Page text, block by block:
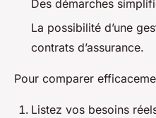
Des démarches
La possibilité d’une
contrats d’assurance.
Pour comparer
Listez vos besoins